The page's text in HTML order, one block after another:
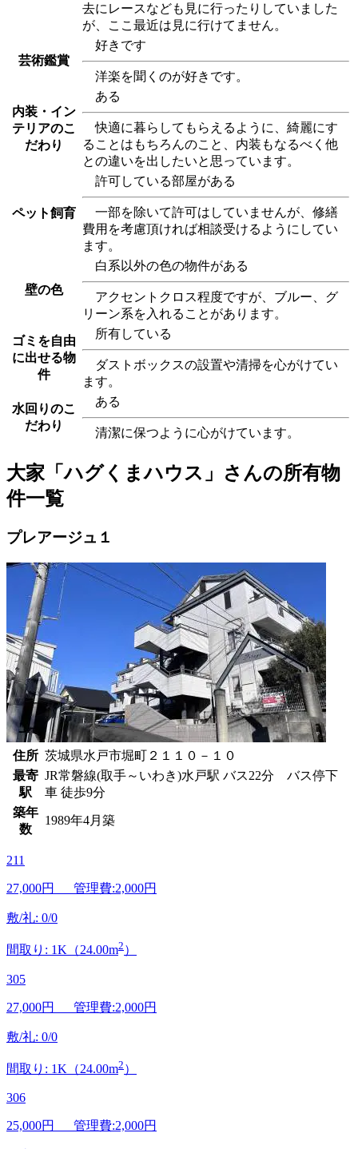
去にレースなども見に行ったりしていました
が、ここ最近は見に行けてません。
芸術鑑賞
好きです
洋楽を聞くのが好きです。
内装・イン
テリアのこ
だわり
ある
快適に暮らしてもらえるように、綺麗にす
ることはもちろんのこと、内装もなるべく他
との違いを出したいと思っています。
ペット飼育
許可している部屋がある
一部を除いて許可はしていませんが、修繕
費用を考慮頂ければ相談受けるようにしてい
ます。
壁の色
白系以外の色の物件がある
アクセントクロス程度ですが、ブルー、グ
リーン系を入れることがあります。
ゴミを自由
に出せる物
件
所有している
ダストボックスの設置や清掃を心がけてい
ます。
水回りのこ
だわり
ある
清潔に保つように心がけています。
大家「ハグくまハウス」さんの所有物
件一覧
プレアージュ１
住所 茨城県水戸市堀町２１１０－１０
最寄
駅
JR常磐線(取手～いわき)水戸駅 バス22分 バス停下
車 徒歩9分
築年
数
1989年4月築
211
27,000円 管理費:2,000円
敷/礼: 0/0
間取り: 1K（24.00m2 ）
305
27,000円 管理費:2,000円
敷/礼: 0/0
間取り: 1K（24.00m2 ）
306
25,000円 管理費:2,000円